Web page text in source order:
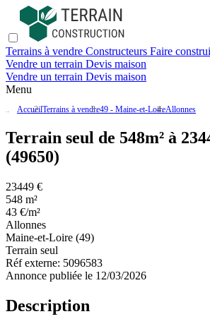
Terrains à vendre Constructeurs Faire
Vendre un terrain Devis maison
Vendre un terrain Devis maison
Menu
AccueilTerrains à vendre49 - Maine-et-LoireAllonnes
Terrain seul de 548m² à
(49650)
23449 €
548 m²
43 €/m²
Allonnes
Maine-et-Loire (49)
Terrain seul
Réf externe: 5096583
Annonce publiée le 12/03/2026
Description